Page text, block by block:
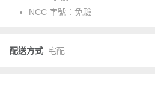
NCC 字號： 免驗
配送方式 宅配